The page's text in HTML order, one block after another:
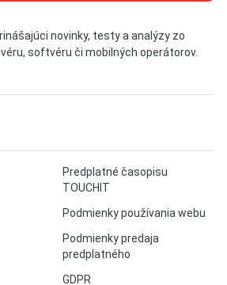
novinky, testy a analýzy zo
softvéru či mobilných operátorov.
Predplatné časopisu
TOUCHIT
Podmienky používania webu
Podmienky predaja
predplatného
GDPR